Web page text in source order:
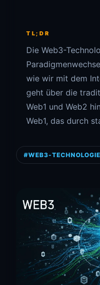
TL;DR
Die Web3-
wie wir mit dem
geht über die
Web1 und Web2
Web1, das durch
#WEB3-TECHNOLOGIE